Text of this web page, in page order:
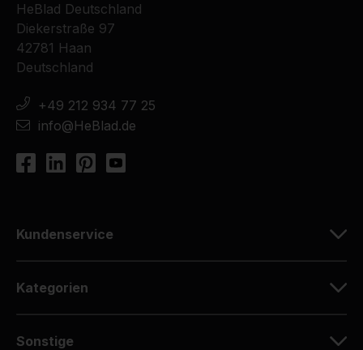
HeBlad Deutschland
Diekerstraße 97
42781 Haan
Deutschland
+49 212 934 77 25
info@HeBlad.de
Kundenservice
Kategorien
Sonstige